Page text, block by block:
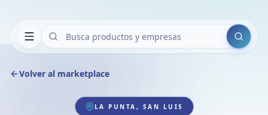
Buscar
Volver al marketplace
LA PUNTA, SAN LUIS